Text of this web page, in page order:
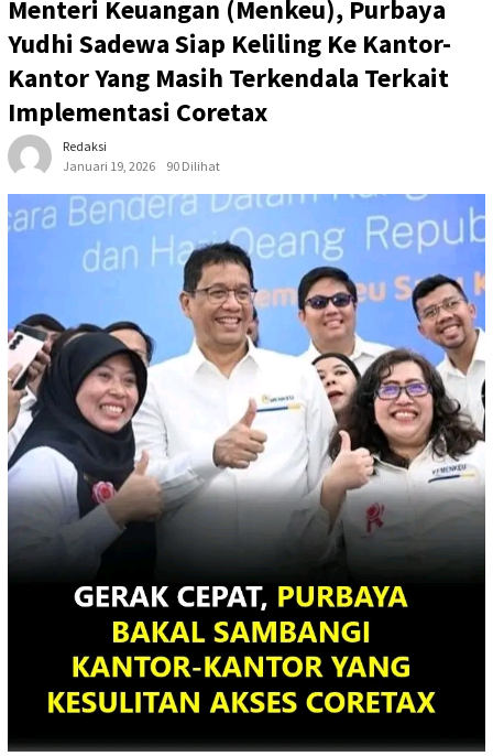
Menteri Keuangan (Menkeu), Purbaya
Yudhi Sadewa Siap Keliling Ke Kantor-
Kantor Yang Masih Terkendala Terkait
Implementasi Coretax
Redaksi
Januari 19, 2026
90 Dilihat